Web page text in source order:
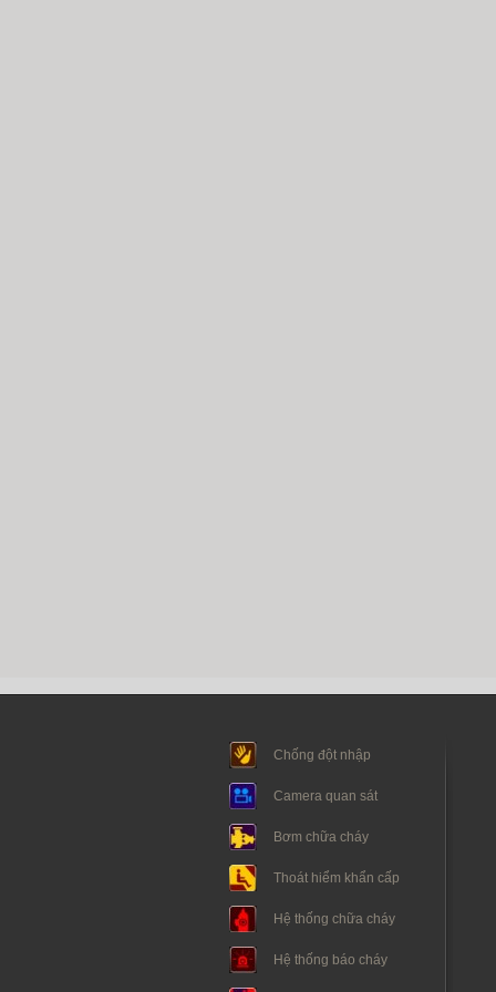
Chống đột nhập
Camera quan sát
Bơm chữa cháy
Thoát hiểm khẩn cấp
Hệ thống chữa cháy
Hệ thống báo cháy